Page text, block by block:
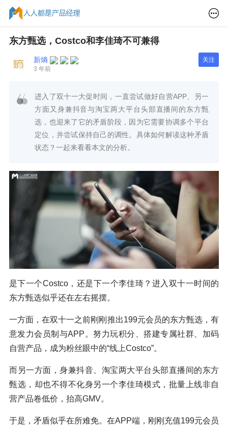
东方甄选，Costco和李佳琦不可兼得
新熵
3 年前
关注
进入了双十一大促时间，一直尝试做好自营APP、另一
方面又身兼抖音与淘宝两大平台头部直播间的东方甄
选，也迎来了它的矛盾阶段，因为它需要协调多个平台
定位，并尝试保持自己的调性。具体如何解读这种矛盾
状态？一起来看看本文的分析。
是下一个Costco，还是下一个李佳琦？进入双十一时间的
东方甄选似乎还在左右摇摆。
一方面，在双十一之前刚刚推出199元会员的东方甄选，有
意发力会员制与APP。努力玩积分、搭建专属社群、加码
自营产品，成为粉丝眼中的“线上Costco”。
而另一方面，身兼抖音、淘宝两大平台头部直播间的东方
甄选，却也不得不化身另一个李佳琦模式，批量上线非自
营产品卷低价，抬高GMV。
于是，矛盾似乎在所难免。在APP端，刚刚充值199元会员